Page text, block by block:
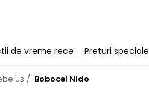
de vreme rece Preturi speciale
/ Bobocel Nido